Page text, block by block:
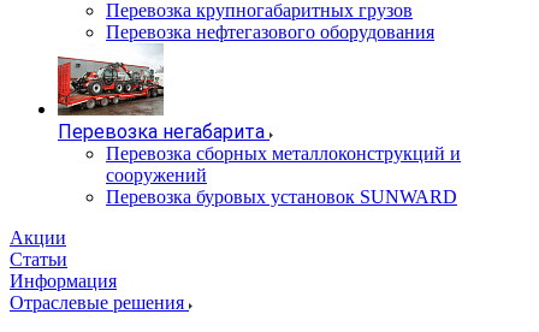
Перевозка крупногабаритных грузов
Перевозка нефтегазового оборудования
Перевозка негабарита
Перевозка сборных металлоконструкций и
сооружений
Перевозка буровых установок SUNWARD
Акции
Статьи
Информация
Отраслевые решения